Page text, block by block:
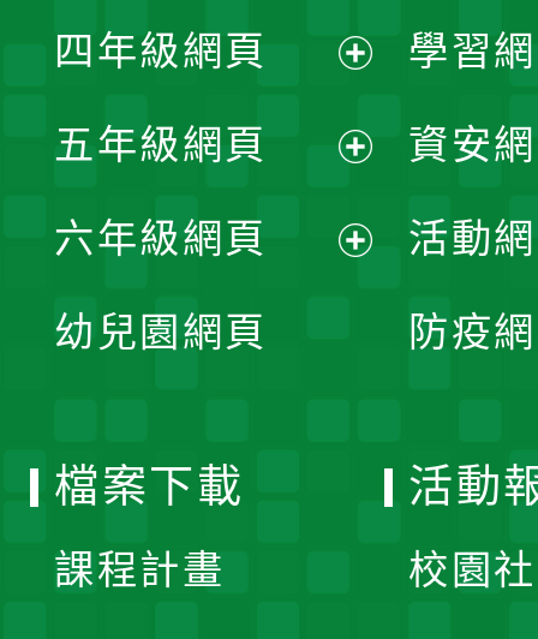
單
選
單
開
選
單
四年級網頁
開
選
五年級網頁
開
六年級網頁
幼兒園網頁
學習
資安
活動
防疫
檔案下載
課程計畫
活動
校園